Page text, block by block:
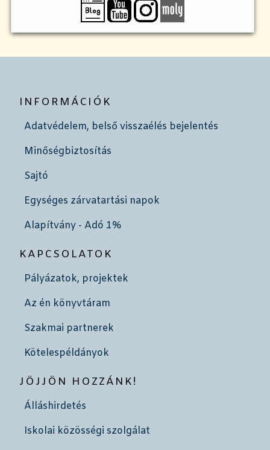
INFORMÁCIÓK
Adatvédelem, belső visszaélés bejelentés
Minőségbiztosítás
Sajtó
Egységes zárvatartási napok
Alapítvány - Adó 1%
KAPCSOLATOK
Pályázatok, projektek
Az én könyvtáram
Szakmai partnerek
Kötelespéldányok
JÖJJÖN HOZZÁNK!
Álláshirdetés
Iskolai közösségi szolgálat